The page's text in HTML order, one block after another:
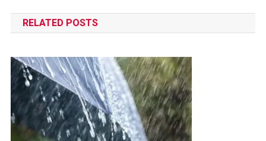
navigation
RELATED POSTS